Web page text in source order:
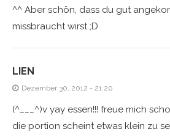
^^ Aber schön, dass du gut
missbraucht wirst ;D
LIEN
Dezember 30, 2012 - 21:20
(^___^)v yay essen!!! freue mich
die portion scheint etwas klein zu